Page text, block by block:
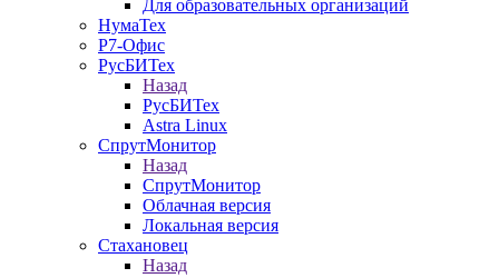
Для образовательных организаций
НумаТех
Р7-Офис
РусБИТех
Назад
РусБИТех
Astra Linux
СпрутМонитор
Назад
СпрутМонитор
Облачная версия
Локальная версия
Стахановец
Назад